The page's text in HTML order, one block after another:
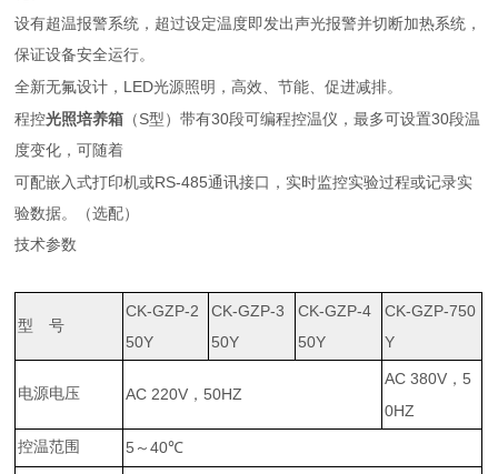
设有超温报警系统，超过设定温度即发出声光报警并切断加热系统，
保证设备安全运行。
全新无氟设计， LED光源照明，高效、节能、促进减排。
程控光照培养箱 （ S型）带有30段可编程控温仪，最多可设置30段温
度变化，可随着
可配嵌入式打印机或RS-485通讯接口，实时监控实验过程或记录实
验数据。（选配）
技术参数
型 号
CK-GZP-2
50Y
CK-GZP-3
50Y
CK-GZP-4
50Y
CK-GZP-750
Y
电源电压 AC 220V ，50HZ
AC 380V ，5
0HZ
控温范围 5 ～40℃